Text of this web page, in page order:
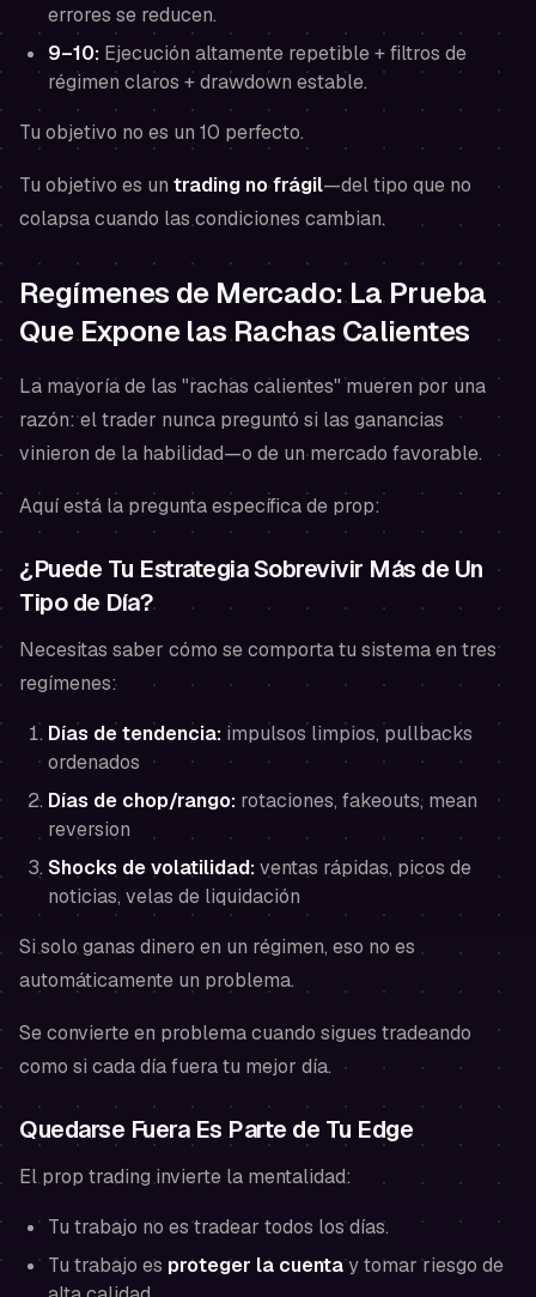
errores se reducen.
9–10: Ejecución altamente repetible + filtros de
régimen claros + drawdown estable.
Tu objetivo no es un 10 perfecto.
Tu objetivo es un trading no frágil—del tipo que no
colapsa cuando las condiciones cambian.
Regímenes de Mercado: La Prueba
Que Expone las Rachas Calientes
La mayoría de las "rachas calientes" mueren por una
razón: el trader nunca preguntó si las ganancias
vinieron de la habilidad—o de un mercado favorable.
Aquí está la pregunta específica de prop:
¿Puede Tu Estrategia Sobrevivir Más de Un
Tipo de Día?
Necesitas saber cómo se comporta tu sistema en tres
regímenes:
Días de tendencia: impulsos limpios, pullbacks
ordenados
Días de chop/rango: rotaciones, fakeouts, mean
reversion
Shocks de volatilidad:ventas rápidas, picos de
noticias, velas de liquidación
Si solo ganas dinero en un régimen, eso no es
automáticamente un problema.
Se convierte en problema cuando sigues tradeando
como si cada día fuera tu mejor día.
Quedarse Fuera Es Parte de Tu Edge
El prop trading invierte la mentalidad:
Tu trabajo no es tradear todos los días.
Tu trabajo es proteger la cuentay tomar riesgo de